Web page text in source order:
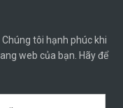
tôi hạnh phúc khi
web của bạn. Hãy để